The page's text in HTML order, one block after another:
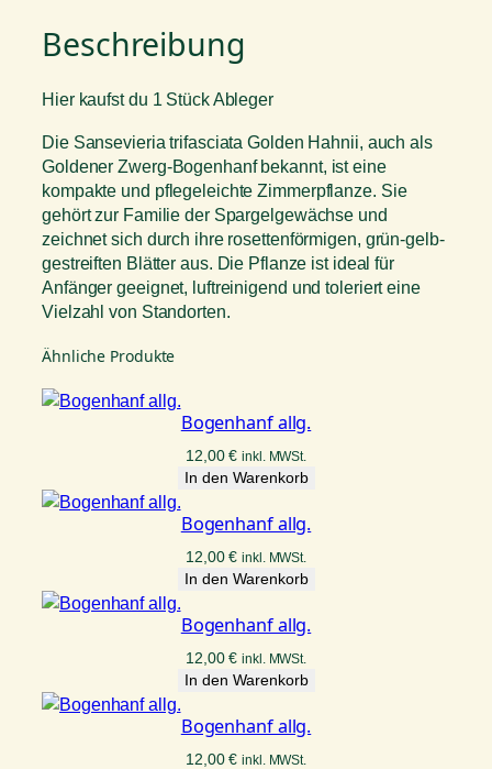
P
e
s
w
a
r
:
1
4
0
0
i
t
9
,
0
0
€
.
a
f
S
a
n
s
e
v
i
e
i
G
e
h
M
Beschreibung
Hier kaufst du 1 Stück Ableger
Die Sansevieria trifasciata Golden Hahnii, auch als
Goldener Zwerg-Bogenhanf bekannt, ist eine
kompakte und pflegeleichte Zimmerpflanze. Sie
gehört zur Familie der Spargelgewächse und
zeichnet sich durch ihre rosettenförmigen, grün-gelb-
gestreiften Blätter aus. Die Pflanze ist ideal für
Anfänger geeignet, luftreinigend und toleriert eine
Vielzahl von Standorten.
Ähnliche Produkte
Bogenhanf allg.
12,00€ inkl. MWSt.
In den Warenkorb
Bogenhanf allg.
12,00€ inkl. MWSt.
In den Warenkorb
Bogenhanf allg.
12,00€ inkl. MWSt.
In den Warenkorb
Bogenhanf allg.
12,00€ inkl. MWSt.